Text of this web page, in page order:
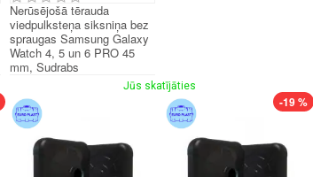
Nerūsējošā tērauda
viedpulksteņa siksniņa bez
spraugas Samsung Galaxy
Watch 4, 5 un 6 PRO 45
mm, Sudrabs
Jūs skatījāties
-19 %